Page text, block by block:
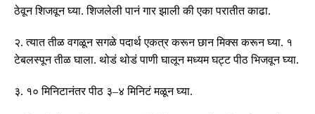
ठेवून शिजवून घ्या.शिजलेली पानं गार झाली की एका परातीत काढा.
२.त्यात तीळ वगळून सगळे पदार्थ एकत्र करून छान मिक्स करून घ्या. १
टेबलस्पून तीळ घाला. थोडं थोडं पाणी घालून मध्यम घट्ट पीठ भिजवून घ्या.
३. १० मिनिटानंतर पीठ ३–४ मिनिटं मळून घ्या.